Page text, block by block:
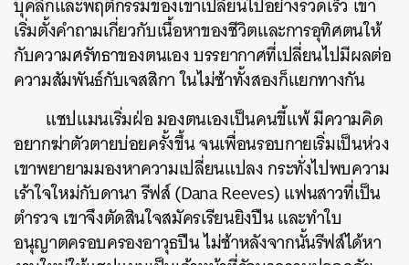
เริ่มตั้งคำถามเกี่ยวกับเนื้อหาของชีวิตและการอุทิศตนให้
กับความศรัทธาของตนเองบรรยากาศที่เปลี่ยนไปมีผลต่อ
ความสัมพันธ์กับเจสสิกาในไม่ช้าทั้งสองก็แยกทางกัน
แชปแมนเริ่มฝ่อมองตนเองเป็นคนขี้แพ้มีความคิด
อยากฆ่าตัวตายบ่อยครั้งขึ้นจนเพื่อนรอบกายเริ่มเป็นห่วง
เขาพยายามมองหาความเปลี่ยนแปลงกระทั่งไปพบความ
เร้าใจใหม่กับดานารีฟส์(Dana Reeves)แฟนสาวที่เป็น
ตำรวจเขาจึงตัดสินใจสมัครเรียนยิงปืนและทำใบ
อนุญาตครอบครองอาวุธปืนไม่ช้าหลังจากนั้นรีฟส์ได้หา